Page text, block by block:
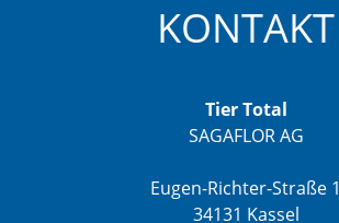
KONTAKT
Tier Total
SAGAFLOR AG
Eugen-Richter-Straße 1
34131 Kassel